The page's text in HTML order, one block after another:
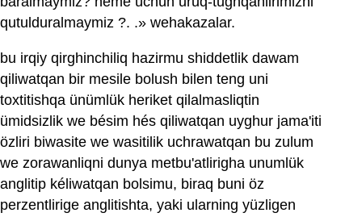
qutulduralmaymiz ?. .» wehakazalar.
bu irqiy qirghinchiliq hazirmu shiddetlik dawam
qiliwatqan bir mesile bolush bilen teng uni
toxtitishqa ünümlük heriket qilalmasliqtin
ümidsizlik we bésim hés qiliwatqan uyghur jama'iti
özliri biwasite we wasitilik uchrawatqan bu zulum
we zorawanliqni dunya metbu'atlirigha unumlük
anglitip kéliwatqan bolsimu, biraq buni öz
perzentlirige anglitishta, yaki ularning yüzligen